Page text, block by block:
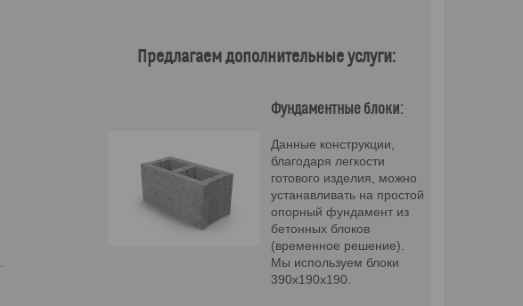
Предлагаем дополнительные услуги:
Фундаментные блоки:
Данные конструкции,
благодаря легкости
готового изделия, можно
устанавливать на простой
опорный фундамент из
бетонных блоков
(временное решение).
Мы используем блоки
390х190х190.